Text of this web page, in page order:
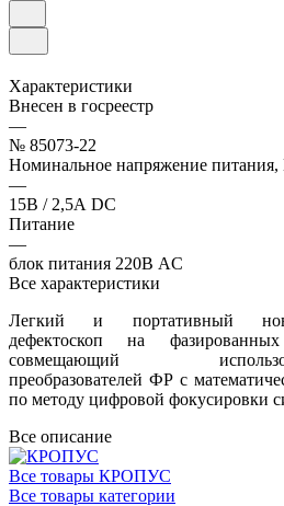
Характеристики
Внесен в госреестр
—
№ 85073-22
Номинальное напряжение питания,
—
15В / 2,5А DC
Питание
—
блок питания 220В AC
Все характеристики
Легкий и портативный
дефектоскоп на
совмещающий
преобразователей ФР с
по методу цифровой фокусировки
Все описание
Все товары КРОПУС
Все товары категории